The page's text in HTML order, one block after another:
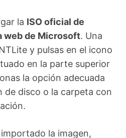
la ISO oficial de
web de Microsoft. Una
y pulsas en el icono
en la parte superior
la opción adecuada
de disco o la carpeta con
la imagen,